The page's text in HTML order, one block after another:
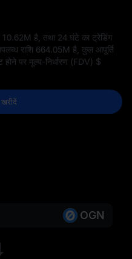
10.62M है, तथा 24 घंटे का ट्रेडिंग
राशि 664.05M है, कुल आपूर्ति
पर मूल्य-निर्धारण (FDV) $
OGN